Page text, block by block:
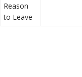
Reason
to Leave